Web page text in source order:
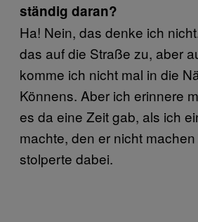
ständig daran?
Ha! Nein, das denke ich
das auf die Straße zu, aber
komme ich nicht mal in die
Könnens. Aber ich erinnere
es da eine Zeit gab, als ich
machte, den er nicht
stolperte dabei.